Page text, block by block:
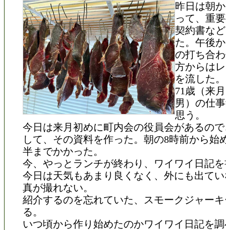
昨日は朝
って、重
契約書な
た。午後
の打ち合
方からは
を流した。
71歳（来
男）の仕
思う。
今日は来月初めに町内会の役員会があるの
して、その資料を作った。朝の8時前から始
半までかかった。
今、やっとランチが終わり、ワイワイ日記
今日は天気もあまり良くなく、外にも出て
真が撮れない。
紹介するのを忘れていた、スモークジャー
る。
いつ頃から作り始めたのかワイワイ日記を